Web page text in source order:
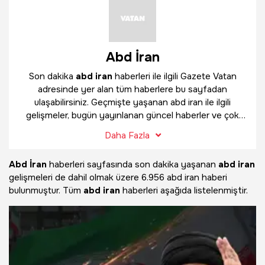
Abd İran
Son dakika abd iran haberleri ile ilgili Gazete Vatan
adresinde yer alan tüm haberlere bu sayfadan
ulaşabilirsiniz. Geçmişte yaşanan abd iran ile ilgili
gelişmeler, bugün yayınlanan güncel haberler ve çok
Daha Fazla
Abd İran haberleri sayfasında son dakika yaşanan abd iran
gelişmeleri de dahil olmak üzere 6.956 abd iran haberi
bulunmuştur. Tüm abd iran haberleri aşağıda listelenmiştir.